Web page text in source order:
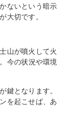
ないという暗示
大切です。
山が噴火して火
今の状況や環境
鍵となります。
を起こせば、あ